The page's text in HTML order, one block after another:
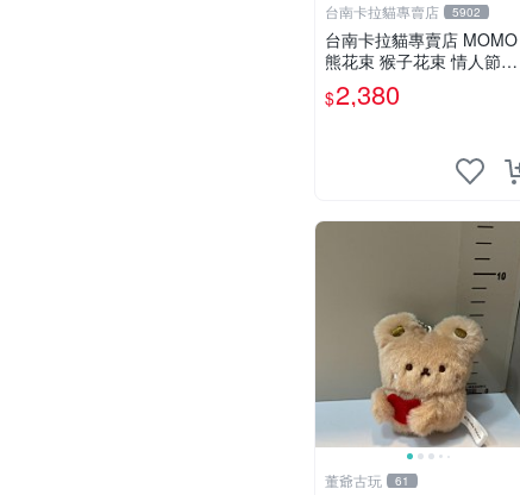
台南卡拉貓專賣店 5902
台南卡拉貓專賣店 MOMO
熊花束 猴子花束 情人節禮
物 二選一 可繡字 可今天寄
明天到
$2,380
董爺古玩 61